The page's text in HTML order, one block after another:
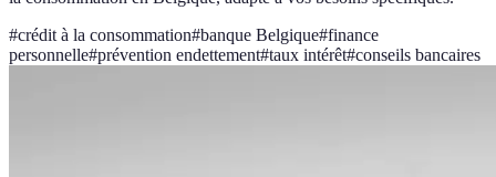
#crédit à la consommation#banque Belgique#finance
personnelle#prévention endettement#taux intérêt#conseils bancaires